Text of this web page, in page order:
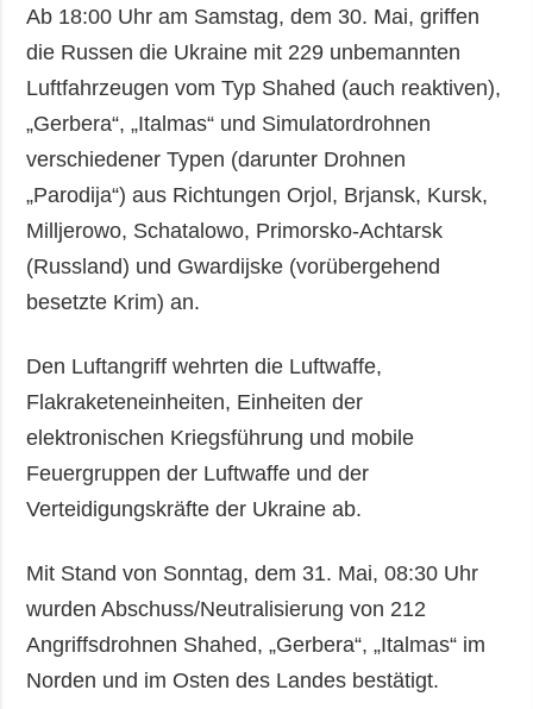
Ab 18:00 Uhr am Samstag, dem 30. Mai, griffen
die Russen die Ukraine mit 229 unbemannten
Luftfahrzeugen vom Typ Shahed (auch reaktiven),
„Gerbera“, „Italmas“ und Simulatordrohnen
verschiedener Typen (darunter Drohnen
„Parodija“) aus Richtungen Orjol, Brjansk, Kursk,
Milljerowo, Schatalowo, Primorsko-Achtarsk
(Russland) und Gwardijske (vorübergehend
besetzte Krim) an.
Den Luftangriff wehrten die Luftwaffe,
Flakraketeneinheiten, Einheiten der
elektronischen Kriegsführung und mobile
Feuergruppen der Luftwaffe und der
Verteidigungskräfte der Ukraine ab.
Mit Stand von Sonntag, dem 31. Mai, 08:30 Uhr
wurden Abschuss/Neutralisierung von 212
Angriffsdrohnen Shahed, „Gerbera“, „Italmas“ im
Norden und im Osten des Landes bestätigt.